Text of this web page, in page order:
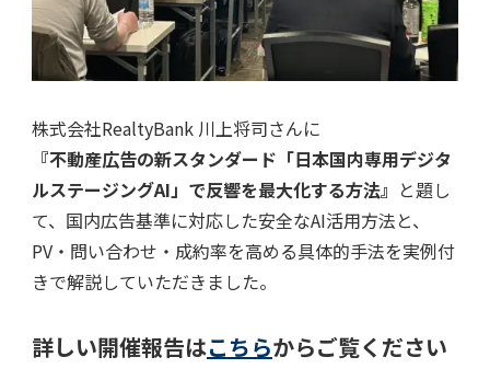
株式会社RealtyBank 川上将司さんに
『不動産広告の新スタンダード「日本国内専用デジタ
ルステージングAI」で反響を最大化する方法』 と題し
て、国内広告基準に対応した安全なAI活用方法と、
PV・問い合わせ・成約率を高める具体的手法を実例付
きで解説していただきました。
詳しい開催報告はこちらからご覧ください